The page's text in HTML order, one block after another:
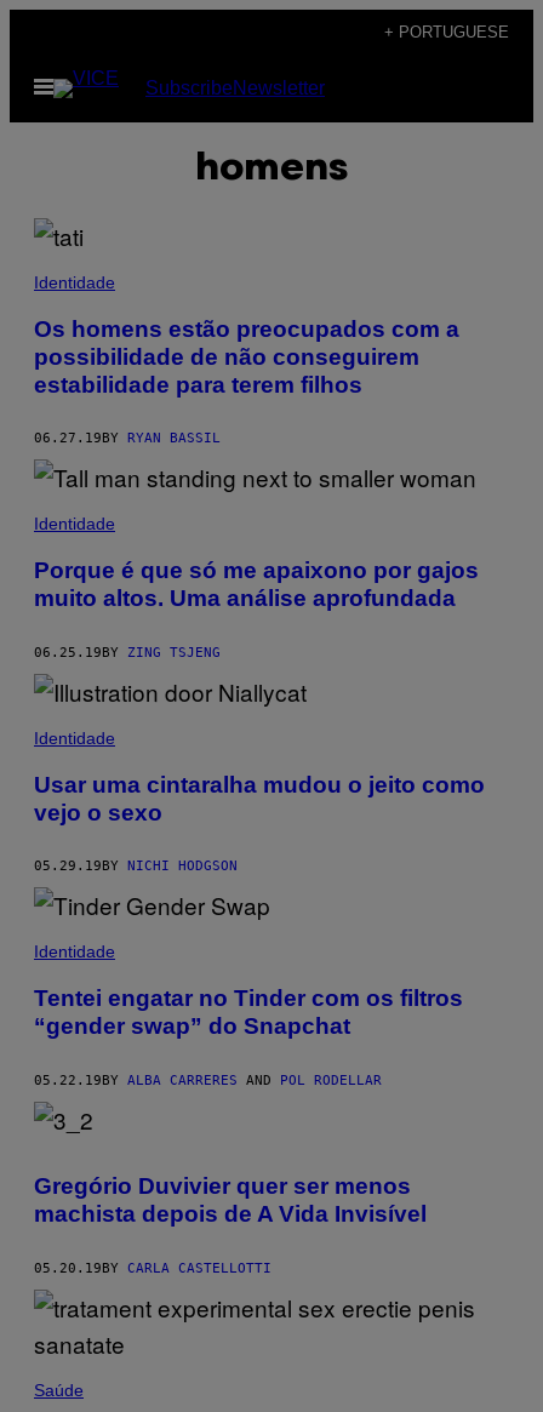
content
+ PORTUGUESE
Open
Menu
SubscribeNewsletter
homens
Identidade
Os homens estão preocupados com a
possibilidade de não conseguirem
estabilidade para terem filhos
06.27.19 BY RYAN BASSIL
Identidade
Porque é que só me apaixono por gajos
muito altos. Uma análise aprofundada
06.25.19BY ZING TSJENG
Identidade
Usar uma cintaralha mudou o jeito como
vejo o sexo
05.29.19 BY NICHI HODGSON
Identidade
Tentei engatar no Tinder com os filtros
“gender swap” do Snapchat
05.22.19BY ALBA CARRERES AND POL RODELLAR
Gregório Duvivier quer ser menos
machista depois de A Vida Invisível
05.20.19BY CARLA CASTELLOTTI
Saúde